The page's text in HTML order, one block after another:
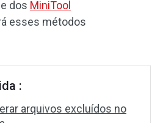
dos MiniTool
esses métodos
:
arquivos excluídos no